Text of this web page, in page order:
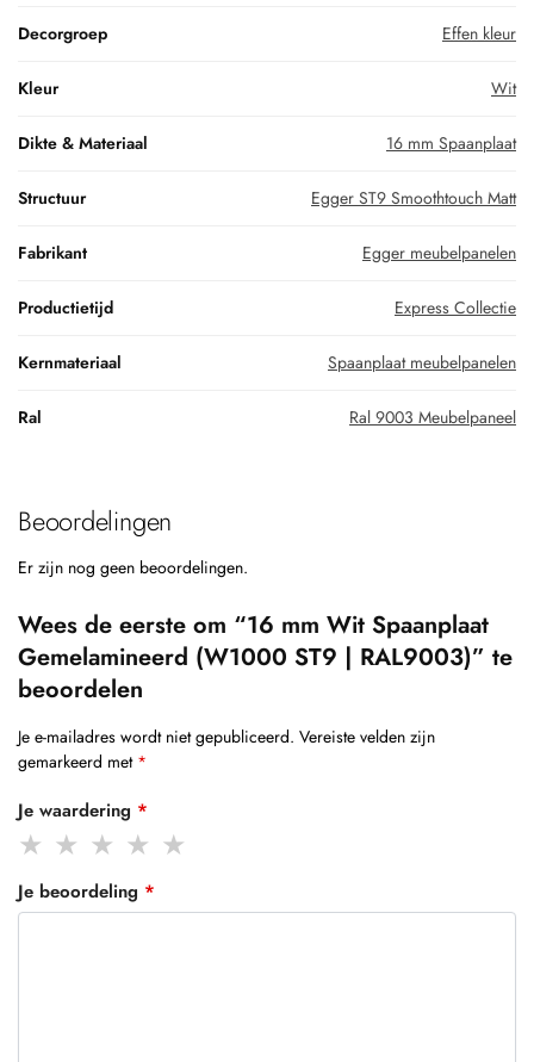
Decorgroep Effen kleur
Kleur Wit
Dikte & Materiaal 16 mm Spaanplaat
Structuur Egger ST9 Smoothtouch Matt
Fabrikant Egger meubelpanelen
Productietijd Express Collectie
Kernmateriaal Spaanplaat meubelpanelen
Ral Ral 9003 Meubelpaneel
Beoordelingen
Er zijn nog geen beoordelingen.
Wees de eerste om “16 mm Wit Spaanplaat
Gemelamineerd (W1000 ST9 | RAL9003)” te
beoordelen
Je e-mailadres wordt niet gepubliceerd. Vereiste velden zijn
gemarkeerd met *
Je waardering *
Je beoordeling *